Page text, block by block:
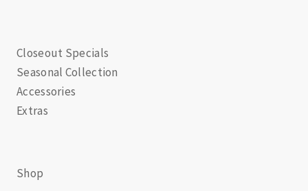
Closeout Specials
Seasonal Collection
Accessories
Extras
Shop